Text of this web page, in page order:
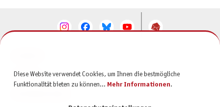
SERVICE
Diese Website verwendet Cookies, um Ihnen die bestmögliche
Funktionalität bieten zu können... Mehr Informationen.